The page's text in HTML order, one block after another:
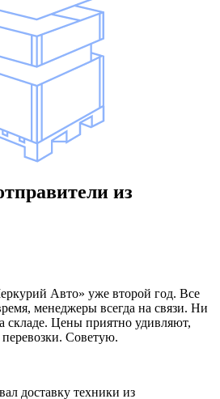
из
Авто» уже второй год. Все
менеджеры всегда на связи. Ни
складе. Цены приятно удивляют,
Советую.
доставку техники из